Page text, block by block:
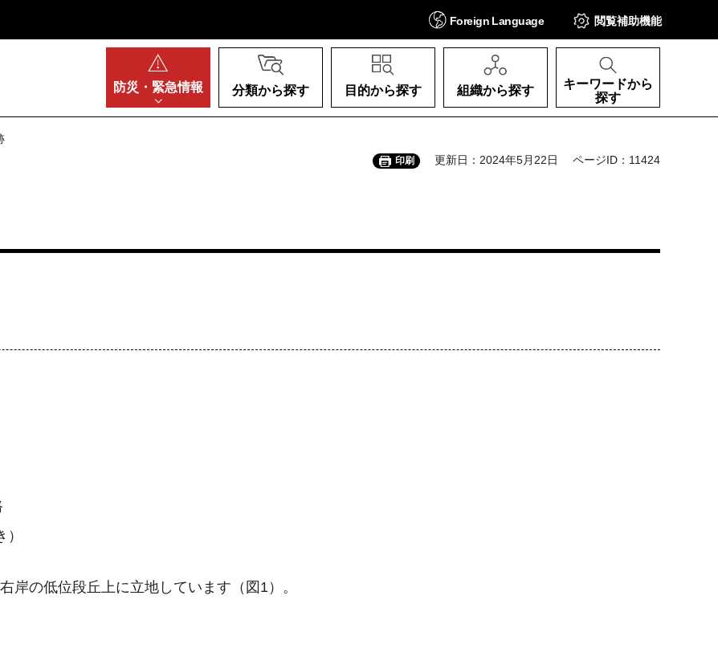
Foreign Language 閲覧補助機能
防災・ 緊急情報 分類から探す 目的から探す 組織から探す
キーワードから
探す
印刷 更新日：2024年5月22日 ページID：11424
岸の低位段丘上に立地しています（図1）。